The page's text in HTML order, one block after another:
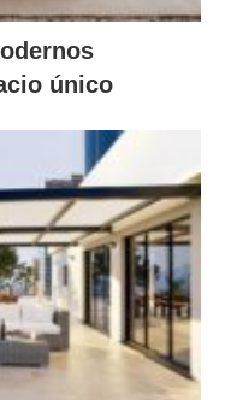
único